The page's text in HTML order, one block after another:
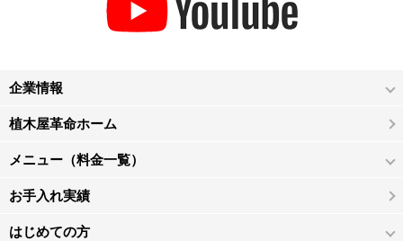
企業情報
植木屋革命ホーム
メニュー（料金一覧）
お手入れ実績
はじめての方